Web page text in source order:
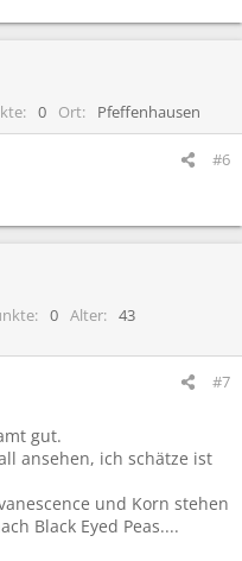
0 Ort Pfeffenhausen
#6
0 Alter
43
#7
gut.
ansehen, ich schätze ist
und Korn stehen
Black Eyed Peas....